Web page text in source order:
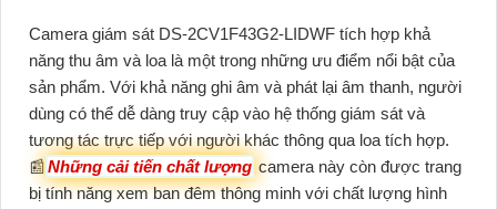
Camera giám sát DS-2CV1F43G2-LIDWF tích hợp khả
năng thu âm và loa là một trong những ưu điểm nổi bật của
sản phẩm. Với khả năng ghi âm và phát lại âm thanh, người
dùng có thể dễ dàng truy cập vào hệ thống giám sát và
tương tác trực tiếp với người khác thông qua loa tích hợp.
📰Những cải tiến chất lượng camera này còn được trang
bị tính năng xem ban đêm thông minh với chất lượng hình